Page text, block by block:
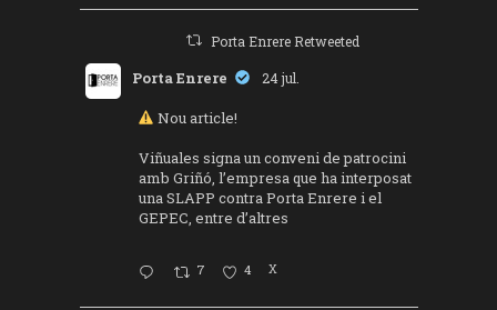
Porta Enrere Retweeted
Porta Enrere 24 jul.
Nou article!
Viñuales signa un conveni de patrocini
amb Griñó, l’empresa que ha interposat
una SLAPP contra Porta Enrere i el
GEPEC, entre d’altres
7 4 X